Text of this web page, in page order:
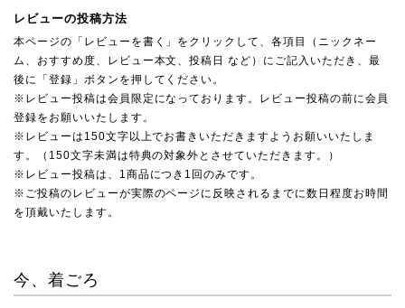
レビューの投稿方法
本ページの「レビューを書く」をクリックして、各項目（ニックネー
ム、おすすめ度、レビュー本文、投稿日 など）にご記入いただき、最
後に「登録」ボタンを押してください。
※レビュー投稿は会員限定になっております。レビュー投稿の前に会員
登録をお願いいたします。
※レビューは150文字以上でお書きいただきますようお願いいたしま
す。（150文字未満は特典の対象外とさせていただきます。）
※レビュー投稿は、1商品につき1回のみです。
※ご投稿のレビューが実際のページに反映されるまでに数日程度お時間
を頂戴いたします。
今、着ごろ